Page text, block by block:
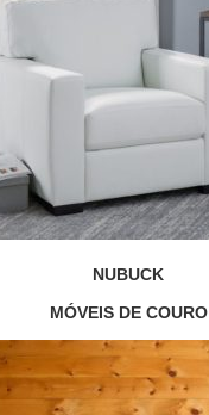
NUBUCK
MÓVEIS DE COURO